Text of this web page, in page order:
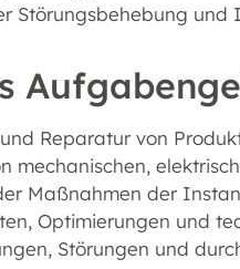
Störungsbehebung
Reparatur von
mechanischen,
Maßnahmen der
Optimierungen und
Störungen und